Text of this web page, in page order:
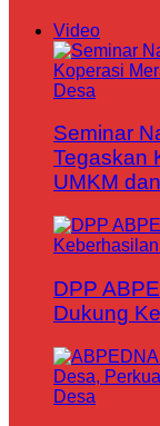
Video
Seminar
Tegaskan
UMKM
DPP
Dukung